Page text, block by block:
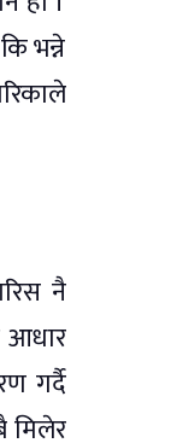
भन्ने
नै
आधार
गर्दै
मिलेर